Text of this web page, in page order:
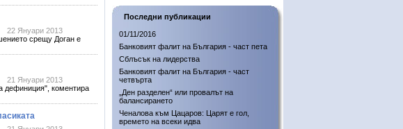
22 Януари 2013
срещу Доган е
21 Януари 2013
дефиниция", коментира
Последни публикации
01/11/2016
Банковият фалит на България - част пета
Сблъсък на лидерства
Банковият фалит на България - част
четвърта
„Ден разделен“ или провалът на
балансирането
Ченалова към Цацаров: Царят е гол,
времето на всеки идва